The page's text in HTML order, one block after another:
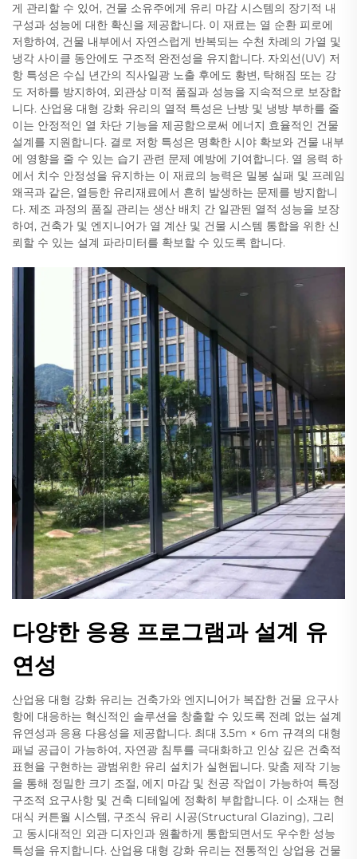
게 관리할 수 있어, 건물 소유주에게 유리 마감 시스템의 장기적 내
구성과 성능에 대한 확신을 제공합니다. 이 재료는 열 순환 피로에
저항하여, 건물 내부에서 자연스럽게 반복되는 수천 차례의 가열 및
냉각 사이클 동안에도 구조적 완전성을 유지합니다. 자외선(UV) 저
항 특성은 수십 년간의 직사일광 노출 후에도 황변, 탁해짐 또는 강
도 저하를 방지하여, 외관상 미적 품질과 성능을 지속적으로 보장합
니다. 산업용 대형 강화 유리의 열적 특성은 난방 및 냉방 부하를 줄
이는 안정적인 열 차단 기능을 제공함으로써 에너지 효율적인 건물
설계를 지원합니다. 결로 저항 특성은 명확한 시야 확보와 건물 내부
에 영향을 줄 수 있는 습기 관련 문제 예방에 기여합니다. 열 응력 하
에서 치수 안정성을 유지하는 이 재료의 능력은 밀봉 실패 및 프레임
왜곡과 같은, 열등한 유리재료에서 흔히 발생하는 문제를 방지합니
다. 제조 과정의 품질 관리는 생산 배치 간 일관된 열적 성능을 보장
하여, 건축가 및 엔지니어가 열 계산 및 건물 시스템 통합을 위한 신
뢰할 수 있는 설계 파라미터를 확보할 수 있도록 합니다.
다양한 응용 프로그램과 설계 유
연성
산업용 대형 강화 유리는 건축가와 엔지니어가 복잡한 건물 요구사
항에 대응하는 혁신적인 솔루션을 창출할 수 있도록 전례 없는 설계
유연성과 응용 다용성을 제공합니다. 최대 3.5m × 6m 규격의 대형
패널 공급이 가능하여, 자연광 침투를 극대화하고 인상 깊은 건축적
표현을 구현하는 광범위한 유리 설치가 실현됩니다. 맞춤 제작 기능
을 통해 정밀한 크기 조절, 에지 마감 및 천공 작업이 가능하여 특정
구조적 요구사항 및 건축 디테일에 정확히 부합합니다. 이 소재는 현
대식 커튼월 시스템, 구조식 유리 시공(Structural Glazing), 그리
고 동시대적인 외관 디자인과 원활하게 통합되면서도 우수한 성능
특성을 유지합니다. 산업용 대형 강화 유리는 전통적인 상업용 건물